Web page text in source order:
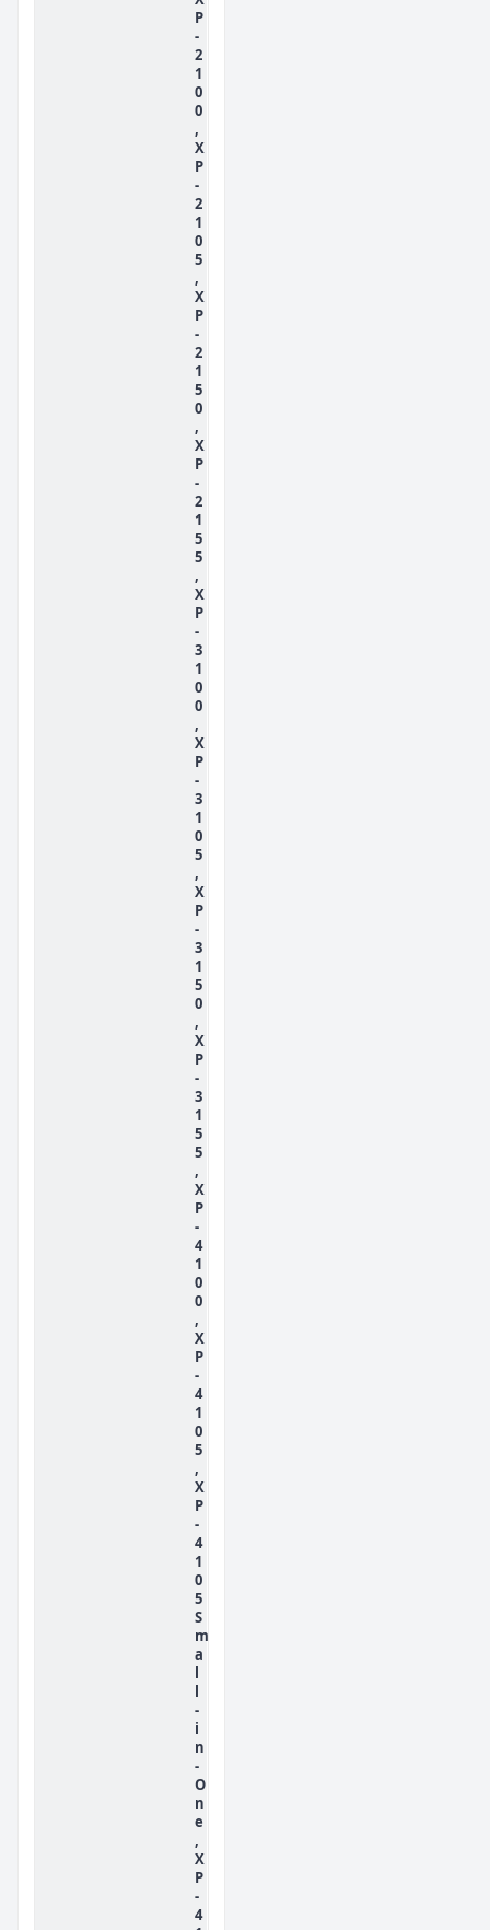
P
-
2
1
0
0
,
X
P
-
2
1
0
5
,
X
P
-
2
1
5
0
,
X
P
-
2
1
5
5
,
X
P
-
3
1
0
0
,
X
P
-
3
1
0
5
,
X
P
-
3
1
5
0
,
X
P
-
3
1
5
5
,
X
P
-
4
1
0
0
,
X
P
-
4
1
0
5
,
X
P
-
4
1
0
5
S
m
a
l
l
-
i
n
-
O
n
e
,
X
P
-
4